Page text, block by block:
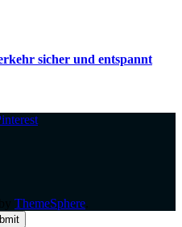
sicher und entspannt
ThemeSphere